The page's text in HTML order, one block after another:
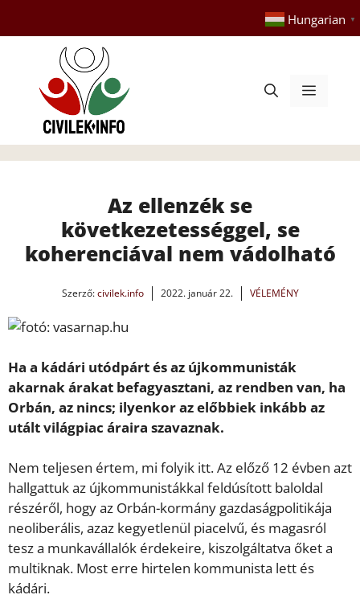
tartalomba
Hungarian ▼
Menü
Az ellenzék se
következetességgel, se
koherenciával nem vádolható
Szerző:civilek.info 2022. január 22. VÉLEMÉNY
Ha a kádári utódpárt és az újkommunisták
akarnak árakat befagyasztani, az rendben van, ha
Orbán, az nincs; ilyenkor az előbbiek inkább az
utált világpiac áraira szavaznak.
Nem teljesen értem, mi folyik itt. Az előző 12 évben azt
hallgattuk az újkommunistákkal feldúsított baloldal
részéről, hogy az Orbán-kormány gazdaságpolitikája
neoliberális, azaz kegyetlenül piacelvű, és magasról
tesz a munkavállalók érdekeire, kiszolgáltatva őket a
multiknak. Most erre hirtelen kommunista lett és
kádári.